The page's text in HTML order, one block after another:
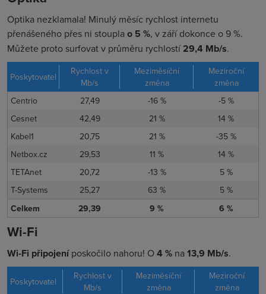
Optika nezklamala! Minulý měsíc rychlost internetu
přenášeného přes ni stouplao 5 %, v září dokonce o 9 %.
Můžete proto surfovat v průměru rychlostí29,4 Mb/s.
Poskytovatel
Rychlost v
Mb/s
Meziměsíční
změna
Meziroční
změna
Centrio
27,49 -16 %
-5 %
Cesnet
42,49 21 %
14 %
Kabel1
20,75 21 %
-35 %
Netbox.cz
29,53 11 %
14 %
TETAnet
20,72 -13 %
5 %
T-Systems
25,27 63 %
5 %
Celkem
29,39 9 % 6 %
Wi-Fi
Wi-Fi připojeníposkočilo nahoru! O4 % na13,9 Mb/s.
Poskytovatel
Rychlost v
Mb/s
Meziměsíční
změna
Meziroční
změna